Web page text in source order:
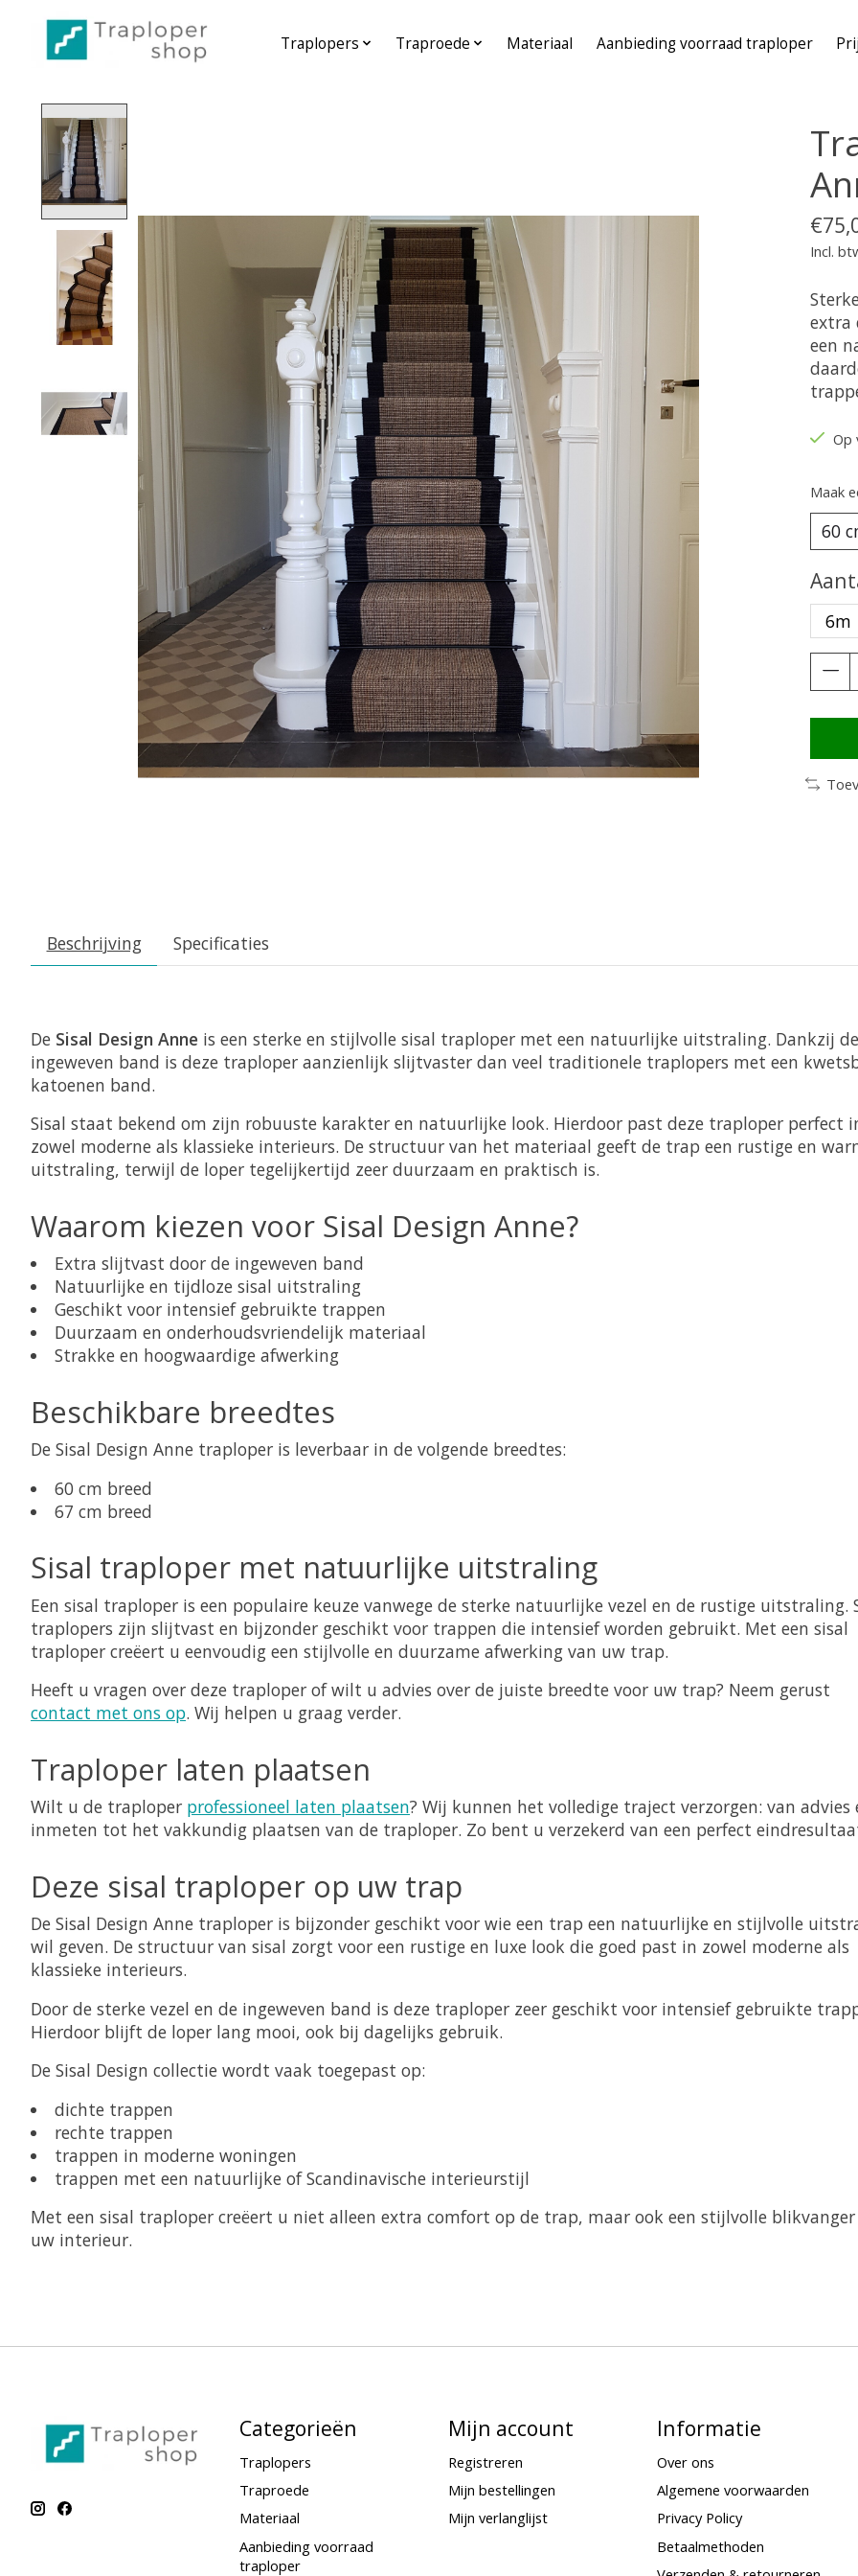
Traplopers Traproede Materiaal Aanbieding voorraad traploper
Home Traploper Sisal Design Anne
Incl.
extra
een
Op
Maak
6m
Beschrijving Specificaties
De Sisal Design Anne is een sterke en stijlvolle sisal traploper met een natuurlijke uitstraling. Dankzij de
ingeweven band is deze traploper aanzienlijk slijtvaster dan veel traditionele traplopers met een
katoenen band.
Sisal staat bekend om zijn robuuste karakter en natuurlijke look. Hierdoor past deze traploper perfect
zowel moderne als klassieke interieurs. De structuur van het materiaal geeft de trap een rustige en
uitstraling, terwijl de loper tegelijkertijd zeer duurzaam en praktisch is.
Waarom kiezen voor Sisal Design Anne?
Extra slijtvast door de ingeweven band
Natuurlijke en tijdloze sisal uitstraling
Geschikt voor intensief gebruikte trappen
Duurzaam en onderhoudsvriendelijk materiaal
Strakke en hoogwaardige afwerking
Beschikbare breedtes
De Sisal Design Anne traploper is leverbaar in de volgende breedtes:
60 cm breed
67 cm breed
Sisal traploper met natuurlijke uitstraling
Een sisal traploper is een populaire keuze vanwege de sterke natuurlijke vezel en de rustige uitstraling.
traplopers zijn slijtvast en bijzonder geschikt voor trappen die intensief worden gebruikt. Met een sisal
traploper creëert u eenvoudig een stijlvolle en duurzame afwerking van uw trap.
Heeft u vragen over deze traploper of wilt u advies over de juiste breedte voor uw trap? Neem gerust
contact met ons op. Wij helpen u graag verder.
Traploper laten plaatsen
Wilt u de traploper professioneel laten plaatsen? Wij kunnen het volledige traject verzorgen: van advies
inmeten tot het vakkundig plaatsen van de traploper. Zo bent u verzekerd van een perfect
Deze sisal traploper op uw trap
De Sisal Design Anne traploper is bijzonder geschikt voor wie een trap een natuurlijke en stijlvolle
wil geven. De structuur van sisal zorgt voor een rustige en luxe look die goed past in zowel moderne als
klassieke interieurs.
Door de sterke vezel en de ingeweven band is deze traploper zeer geschikt voor intensief gebruikte
Hierdoor blijft de loper lang mooi, ook bij dagelijks gebruik.
De Sisal Design collectie wordt vaak toegepast op:
dichte trappen
rechte trappen
trappen in moderne woningen
trappen met een natuurlijke of Scandinavische interieurstijl
Met een sisal traploper creëert u niet alleen extra comfort op de trap, maar ook een stijlvolle
uw interieur.
Categorieën
Traplopers
Traproede
Materiaal
Aanbieding voorraad
traploper
Mijn account
Registreren
Mijn bestellingen
Mijn verlanglijst
Informatie
Over ons
Algemene voorwaarden
Privacy Policy
Betaalmethoden